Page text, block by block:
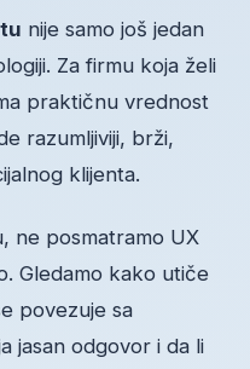
nije samo još jedan
Za firmu koja želi
praktičnu vrednost
razumljiviji, brži,
klijenta.
ne posmatramo UX
Gledamo kako utiče
povezuje sa
jasan odgovor i da li